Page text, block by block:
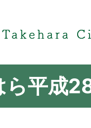
ら平成